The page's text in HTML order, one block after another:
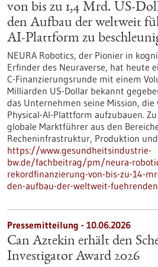
von bis zu 1,4 Mrd. US-
den Aufbau der weltweit
AI-Plattform zu
NEURA Robotics, der Pionier in
Erfinder des Neuraverse, hat heute
C-Finanzierungsrunde mit einem
Milliarden US-Dollar bekannt
das Unternehmen seine Mission,
Physical-AI-Plattform aufzubauen.
globale Marktführer aus den
Recheninfrastruktur, Produktion
https://www.gesundheitsindustrie-
bw.de/fachbeitrag/pm/neura-
rekordfinanzierung-von-bis-zu-14-
den-aufbau-der-weltweit-
Pressemitteilung - 10.06.2026
Can Aztekin erhält den
Investigator Award 2026